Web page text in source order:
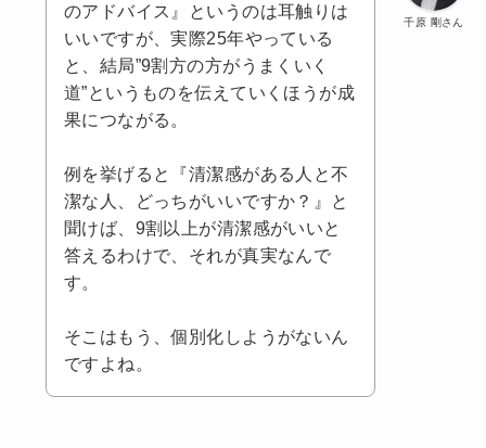
千原 剛さん
のアドバイス』というのは耳触りは
いいですが、実際25年やっている
と、結局”9割方の方がうまくいく
道”というものを伝えていくほうが成
果につながる。
例を挙げると『清潔感がある人と不
潔な人、どっちがいいですか？』と
聞けば、9割以上が清潔感がいいと
答えるわけで、それが真実なんで
す。
そこはもう、個別化しようがないん
ですよね。